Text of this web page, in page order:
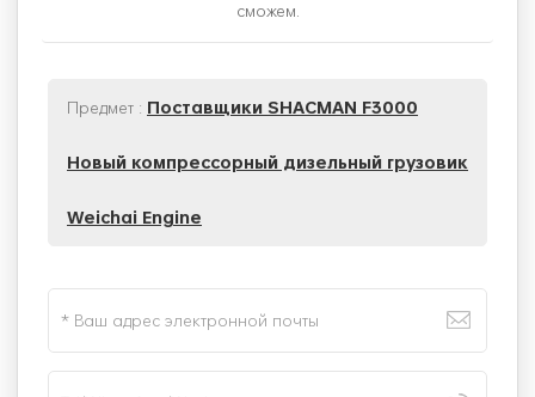
сможем.
Предмет : Поставщики SHACMAN F3000
Новый компрессорный дизельный грузовик
Weichai Engine